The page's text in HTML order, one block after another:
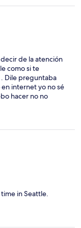
de la atención
como si te
Dile preguntaba
internet yo no sé
hacer no no
de la
fue que
5 días que
el servicio
in Seattle.